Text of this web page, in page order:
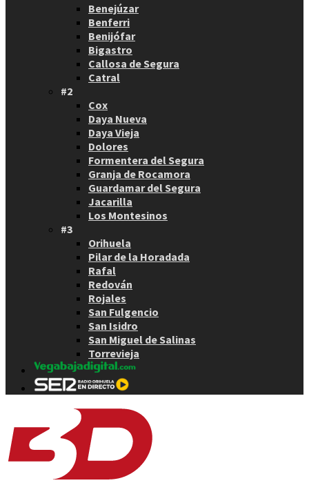
Benejúzar
Benferri
Benijófar
Bigastro
Callosa de Segura
Catral
#2
Cox
Daya Nueva
Daya Vieja
Dolores
Formentera del Segura
Granja de Rocamora
Guardamar del Segura
Jacarilla
Los Montesinos
#3
Orihuela
Pilar de la Horadada
Rafal
Redován
Rojales
San Fulgencio
San Isidro
San Miguel de Salinas
Torrevieja